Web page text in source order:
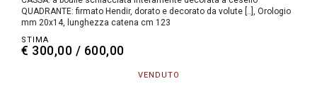
QUADRANTE: firmato Hendir, dorato e decorato da volute [..], Orologio
mm 20x14, lunghezza catena cm 123
STIMA
€ 300,00 / 600,00
VENDUTO